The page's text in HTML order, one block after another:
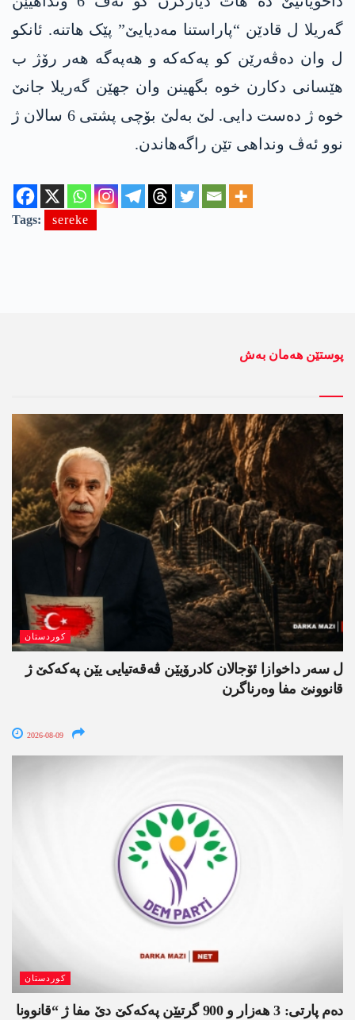
گەریلا ل قادێن “پاراستنا مەدیایێ” پێک ھاتنە. ئانکو
ل وان دەڤەرێن کو پەکەکە و ھەپەگە ھەر رۆژ ب
ھێسانی دکارن خوە بگھینن وان جهێن گەریلا جانێ
خوە ژ دەست دایی. لێ بەلێ بۆچی پشتی 6 سالان ژ
نوو ئەڤ ونداھی تێن راگەھاندن.
Tags: sereke
پوستێن ھەمان بەش
کوردستان
ل سەر داخوازا ئۆجالان کادرۆیێن ڤەقەتیایی یێن پەکەکێ ژ
قانوونێ مفا وەرناگرن
2026-08-09
کوردستان
دەم پارتی: 3 ھەزار و 900 گرتیێن پەکەکێ دێ مفا ژ “قانوونا